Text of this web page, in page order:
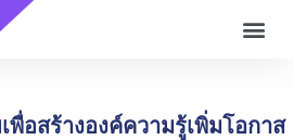
อสร้างองค์ความรู้เพิ่มโอกาส